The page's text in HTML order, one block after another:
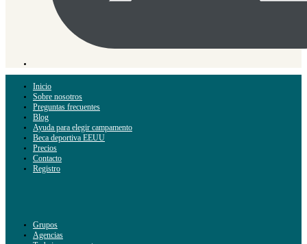
Inicio
Sobre nosotros
Preguntas frecuentes
Blog
Ayuda para elegir campamento
Beca deportiva EEUU
Precios
Contacto
Registro
Grupos
Agencias